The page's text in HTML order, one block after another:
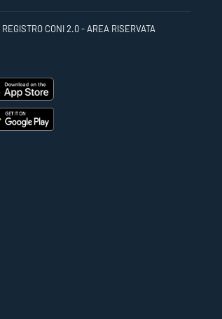
REGISTRO CONI 2.0 - AREA RISERVATA